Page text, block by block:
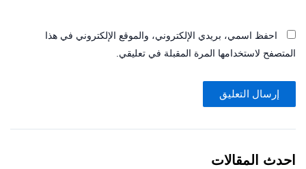
احفظ اسمي، بريدي الإلكتروني، والموقع الإلكتروني في هذا
المتصفح لاستخدامها المرة المقبلة في تعليقي.
احدث المقالات